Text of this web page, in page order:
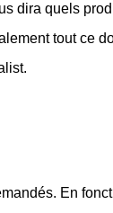
dira quels
tout ce
En